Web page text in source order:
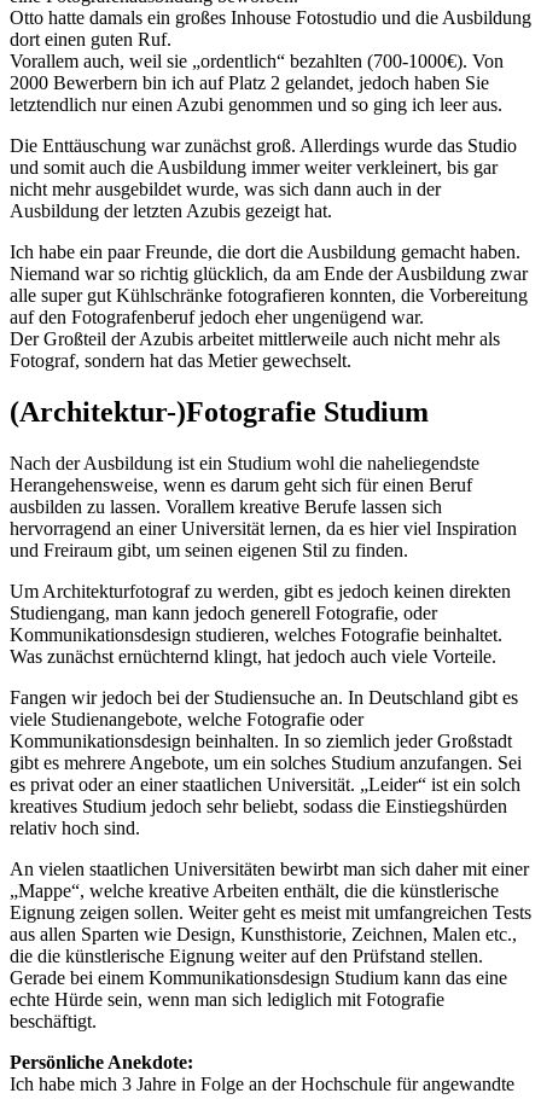
Otto hatte damals ein großes Inhouse Fotostudio und die Ausbildung
dort einen guten Ruf.
Vorallem auch, weil sie „ordentlich“ bezahlten (700-1000€). Von
2000 Bewerbern bin ich auf Platz 2 gelandet, jedoch haben Sie
letztendlich nur einen Azubi genommen und so ging ich leer aus.
Die Enttäuschung war zunächst groß. Allerdings wurde das Studio
und somit auch die Ausbildung immer weiter verkleinert, bis gar
nicht mehr ausgebildet wurde, was sich dann auch in der
Ausbildung der letzten Azubis gezeigt hat.
Ich habe ein paar Freunde, die dort die Ausbildung gemacht haben.
Niemand war so richtig glücklich, da am Ende der Ausbildung zwar
alle super gut Kühlschränke fotografieren konnten, die Vorbereitung
auf den Fotografenberuf jedoch eher ungenügend war.
Der Großteil der Azubis arbeitet mittlerweile auch nicht mehr als
Fotograf, sondern hat das Metier gewechselt.
(Architektur-)Fotografie Studium
Nach der Ausbildung ist ein Studium wohl die naheliegendste
Herangehensweise, wenn es darum geht sich für einen Beruf
ausbilden zu lassen. Vorallem kreative Berufe lassen sich
hervorragend an einer Universität lernen, da es hier viel Inspiration
und Freiraum gibt, um seinen eigenen Stil zu finden.
Um Architekturfotograf zu werden, gibt es jedoch keinen direkten
Studiengang, man kann jedoch generell Fotografie, oder
Kommunikationsdesign studieren, welches Fotografie beinhaltet.
Was zunächst ernüchternd klingt, hat jedoch auch viele Vorteile.
Fangen wir jedoch bei der Studiensuche an. In Deutschland gibt es
viele Studienangebote, welche Fotografie oder
Kommunikationsdesign beinhalten. In so ziemlich jeder Großstadt
gibt es mehrere Angebote, um ein solches Studium anzufangen. Sei
es privat oder an einer staatlichen Universität. „Leider“ ist ein solch
kreatives Studium jedoch sehr beliebt, sodass die Einstiegshürden
relativ hoch sind.
An vielen staatlichen Universitäten bewirbt man sich daher mit einer
„Mappe“, welche kreative Arbeiten enthält, die die künstlerische
Eignung zeigen sollen. Weiter geht es meist mit umfangreichen Tests
aus allen Sparten wie Design, Kunsthistorie, Zeichnen, Malen etc.,
die die künstlerische Eignung weiter auf den Prüfstand stellen.
Gerade bei einem Kommunikationsdesign Studium kann das eine
echte Hürde sein, wenn man sich lediglich mit Fotografie
beschäftigt.
Persönliche Anekdote:
Ich habe mich 3 Jahre in Folge an der Hochschule für angewandte